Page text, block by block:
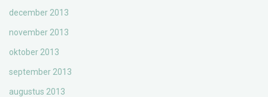
december 2013
november 2013
oktober 2013
september 2013
augustus 2013